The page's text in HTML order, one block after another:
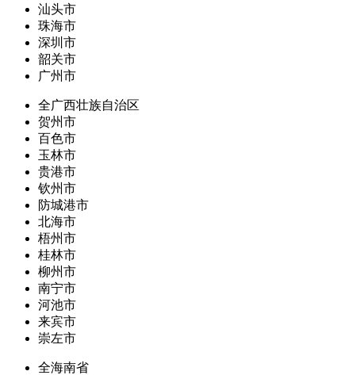
汕头市
珠海市
深圳市
韶关市
广州市
全广西壮族自治区
贺州市
百色市
玉林市
贵港市
钦州市
防城港市
北海市
梧州市
桂林市
柳州市
南宁市
河池市
来宾市
崇左市
全海南省